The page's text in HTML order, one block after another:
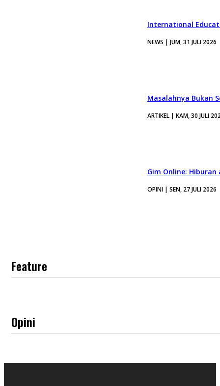
International
NEWS | JUM, 31 JULI 2026
Masalahnya Bukan
ARTIKEL | KAM, 30 JULI
Gim Online:
OPINI | SEN, 27 JULI 2026
Feature
Opini